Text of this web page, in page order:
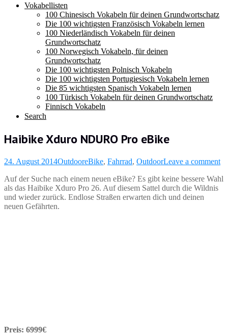
Vokabellisten
100 Chinesisch Vokabeln für deinen Grundwortschatz
Die 100 wichtigsten Französisch Vokabeln lernen
100 Niederländisch Vokabeln für deinen
Grundwortschatz
100 Norwegisch Vokabeln, für deinen
Grundwortschatz
Die 100 wichtigsten Polnisch Vokabeln
Die 100 wichtigsten Portugiesisch Vokabeln lernen
Die 85 wichtigsten Spanisch Vokabeln lernen
100 Türkisch Vokabeln für deinen Grundwortschatz
Finnisch Vokabeln
Search
Haibike Xduro NDURO Pro eBike
24. August 2014OutdooreBike, Fahrrad, OutdoorLeave a comment
Auf der Suche nach einem neuen eBike? Es gibt keine bessere Wahl
als das Haibike Xduro Pro 26. Auf diesem Sattel durch die Wildnis
und wieder zurück. Endlose Straßen erwarten dich und deinen
neuen Gefährten.
Preis: 6999€